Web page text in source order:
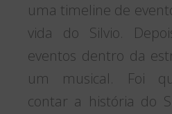
uma timeline de
vida do Silvio.
eventos dentro da
um musical. Foi
contar a história do